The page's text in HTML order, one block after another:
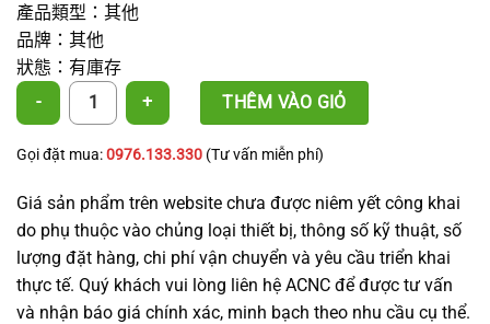
產品類型：其他
品牌：其他
狀態：有庫存
網式過濾器濾網 數量 THÊM VÀO GIỎ
Gọi đặt mua:0976.133.330 (Tư vấn miễn phí)
Giá sản phẩm trên website chưa được niêm yết công khai
do phụ thuộc vào chủng loại thiết bị, thông số kỹ thuật, số
lượng đặt hàng, chi phí vận chuyển và yêu cầu triển khai
thực tế. Quý khách vui lòng liên hệ ACNC để được tư vấn
và nhận báo giá chính xác, minh bạch theo nhu cầu cụ thể.